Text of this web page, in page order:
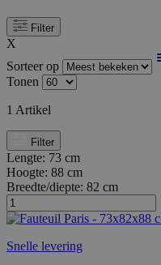
Filter
X
Sorteer op
Tonen
1 Artikel
Filter
Lengte: 73 cm
Hoogte: 88 cm
Breedte/diepte: 82 cm
Snelle levering